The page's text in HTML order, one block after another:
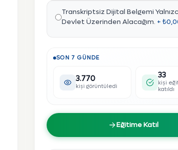
Transkriptsiz Dijital Belgemi
Devlet Üzerinden Alacağım. +
SON 7 GÜNDE
3.770
kişi görüntüledi
33
kişi
katıldı
Eğitime Katıl